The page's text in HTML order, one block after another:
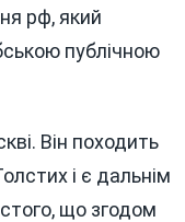
рф, який
публічною
Він походить
і є дальнім
що згодом